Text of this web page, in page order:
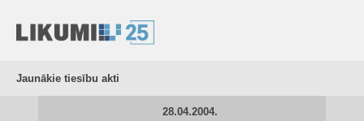
Jaunākie tiesību akti
28.04.2004.